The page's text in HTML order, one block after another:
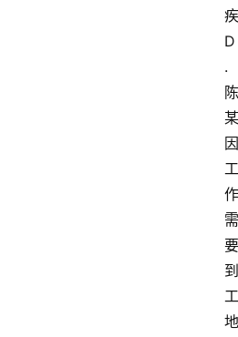
疾
D
.
陈
某
因
工
作
需
要
到
工
地